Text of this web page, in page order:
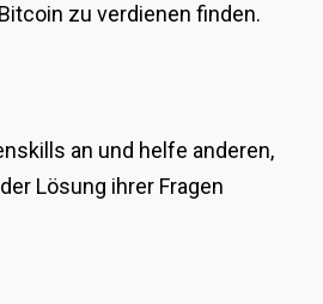
zu verdienen finden.
an und helfe anderen,
Lösung ihrer Fragen